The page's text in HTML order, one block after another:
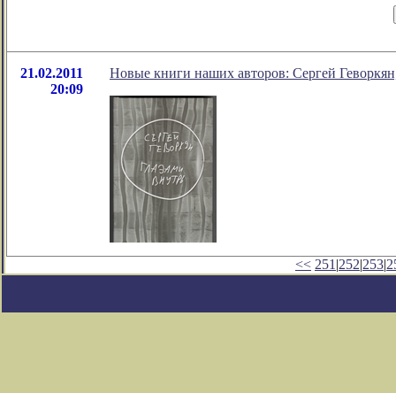
21.02.2011
20:09
Новые книги наших авторов: Сергей
<< 251 |252|253|